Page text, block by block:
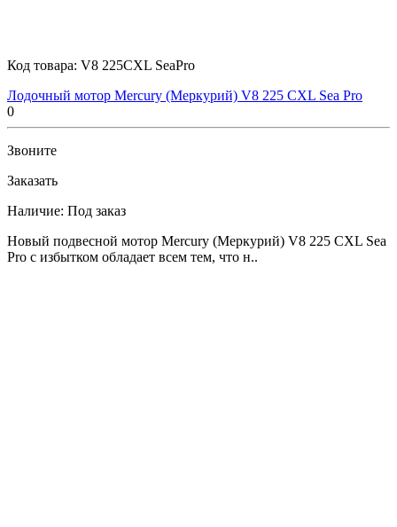
Код товара: V8 225CXL SeaPro
Лодочный мотор Mercury (Меркурий) V8 225 CXL Sea Pro
0
Звоните
Заказать
Наличие: Под заказ
Новый подвесной мотор Mercury (Меркурий) V8 225 CXL Sea
Pro с избытком обладает всем тем, что н..